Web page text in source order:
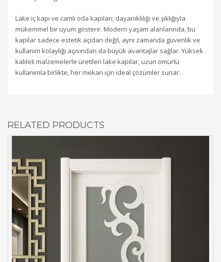
Lake iç kapı ve camlı oda kapıları, dayanıklılığı ve şıklığıyla
mükemmel bir uyum gösterir. Modern yaşam alanlarında, bu
kapılar sadece estetik açıdan değil, aynı zamanda güvenlik ve
kullanım kolaylığı açısından da büyük avantajlar sağlar. Yüksek
kaliteli malzemelerle üretilen lake kapılar, uzun ömürlü
kullanımla birlikte, her mekan için ideal çözümler sunar.
RELATED PRODUCTS